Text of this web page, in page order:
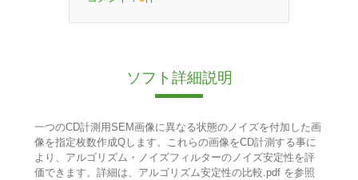
ソフト詳細説明
一つのCD計測用SEM画像に異なる状態のノイズを付加した画
像を指定枚数作成Qします。これらの画像をCD計測する事に
より、アルゴリズム・ノイズフィルターのノイズ安定性を評
価できます。詳細は、アルゴリズム安定性の比較.pdf を参照